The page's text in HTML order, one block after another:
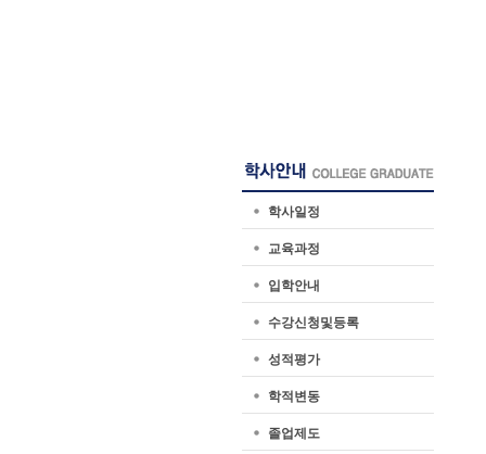
학사일정
교육과정
입학안내
수강신청및등록
성적평가
학적변동
졸업제도